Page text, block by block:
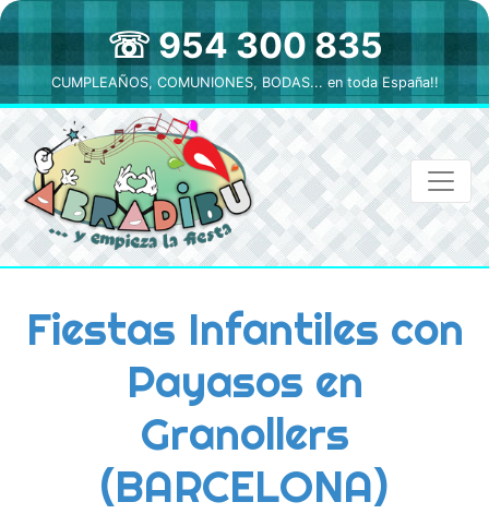
☏ 954 300 835
CUMPLEAÑOS, COMUNIONES, BODAS... en toda España!!
Fiestas Infantiles con
Payasos en
Granollers
(BARCELONA)